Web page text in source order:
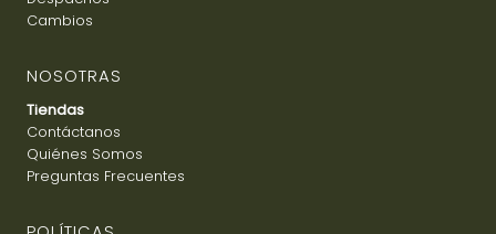
Cambios
NOSOTRAS
Tiendas
Contáctanos
Quiénes Somos
Preguntas Frecuentes